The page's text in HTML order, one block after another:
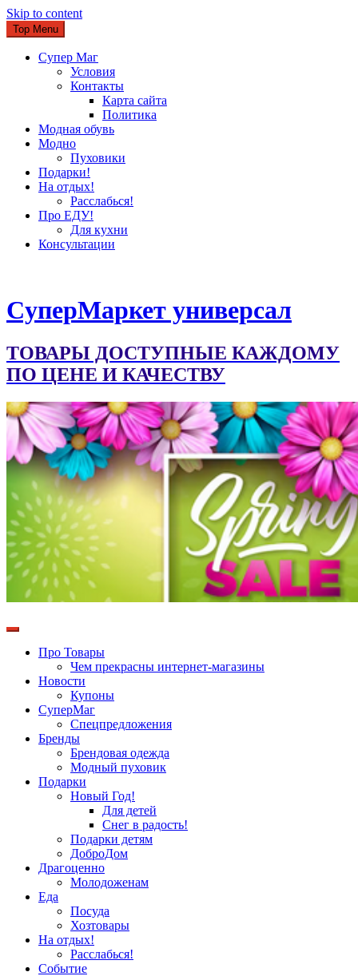
Skip to content
Top Menu
Супер Маг
Условия
Контакты
Карта сайта
Политика
Модная обувь
Модно
Пуховики
Подарки!
На отдых!
Расслабься!
Про ЕДУ!
Для кухни
Консультации
CуперМаркет универсал
ТОВАРЫ ДОСТУПНЫЕ КАЖДОМУ
ПО ЦЕНЕ И КАЧЕСТВУ
Про Товары
Чем прекрасны интернет-магазины
Новости
Купоны
СуперМаг
Спецпредложения
Бренды
Брендовая одежда
Модный пуховик
Подарки
Новый Год!
Для детей
Снег в радость!
Подарки детям
ДоброДом
Драгоценно
Молодоженам
Еда
Посуда
Хозтовары
На отдых!
Расслабься!
Событие